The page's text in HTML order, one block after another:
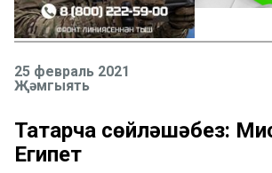
25 февраль 2021
Җәмгыять
Татарча сөйләшәбез:
Египет